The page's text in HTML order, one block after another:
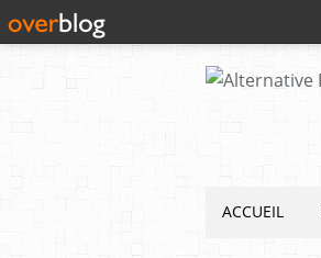
ACCUEIL